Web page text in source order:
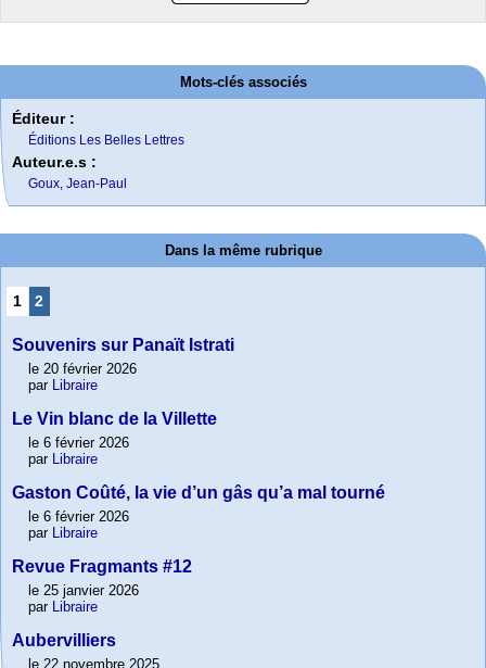
Mots-clés associés
Éditeur :
Éditions Les Belles Lettres
Auteur.e.s :
Goux, Jean-Paul
Dans la même rubrique
1 2
Souvenirs sur Panaït Istrati
le 20 février 2026
par
Libraire
Le Vin blanc de la Villette
le 6 février 2026
par
Libraire
Gaston Coûté, la vie d’un gâs qu’a mal tourné
le 6 février 2026
par
Libraire
Revue Fragmants #12
le 25 janvier 2026
par
Libraire
Aubervilliers
le 22 novembre 2025